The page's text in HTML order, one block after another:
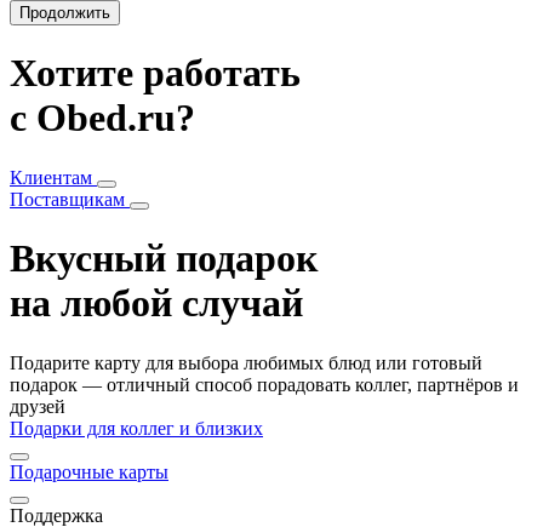
Продолжить
Хотите работать
с Obed.ru?
Клиентам
Поставщикам
Вкусный подарок
на любой случай
Подарите карту для выбора любимых блюд или готовый
подарок — отличный способ порадовать коллег, партнёров и
друзей
Подарки для коллег и близких
Подарочные карты
Поддержка